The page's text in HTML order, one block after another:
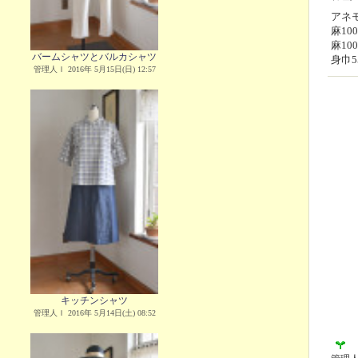
バームシャツとバルカシャツ
管理人Ｉ 2016年 5月15日(日) 12:57
キッチンシャツ
管理人Ｉ 2016年 5月14日(土) 08:52
アネ
麻
麻
身巾